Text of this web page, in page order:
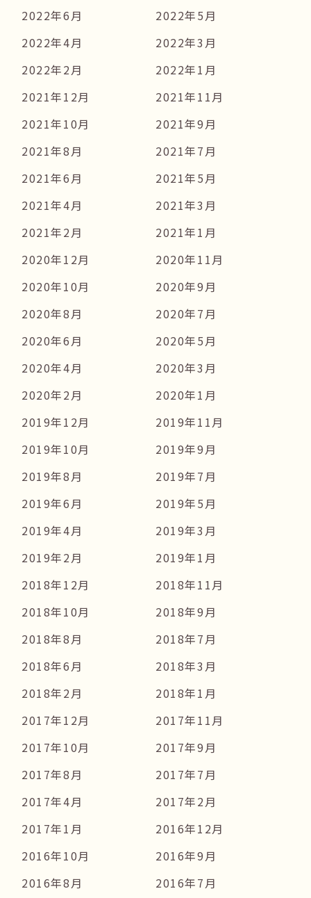
2022年6月
2022年5月
2022年4月
2022年3月
2022年2月
2022年1月
2021年12月
2021年11月
2021年10月
2021年9月
2021年8月
2021年7月
2021年6月
2021年5月
2021年4月
2021年3月
2021年2月
2021年1月
2020年12月
2020年11月
2020年10月
2020年9月
2020年8月
2020年7月
2020年6月
2020年5月
2020年4月
2020年3月
2020年2月
2020年1月
2019年12月
2019年11月
2019年10月
2019年9月
2019年8月
2019年7月
2019年6月
2019年5月
2019年4月
2019年3月
2019年2月
2019年1月
2018年12月
2018年11月
2018年10月
2018年9月
2018年8月
2018年7月
2018年6月
2018年3月
2018年2月
2018年1月
2017年12月
2017年11月
2017年10月
2017年9月
2017年8月
2017年7月
2017年4月
2017年2月
2017年1月
2016年12月
2016年10月
2016年9月
2016年8月
2016年7月